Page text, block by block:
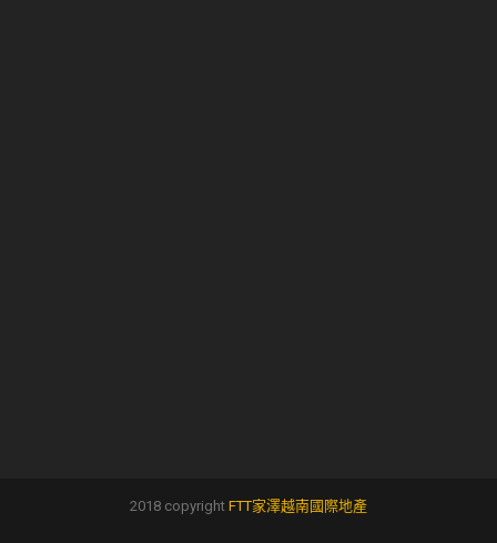
2018 copyright FTT家澤越南國際地產